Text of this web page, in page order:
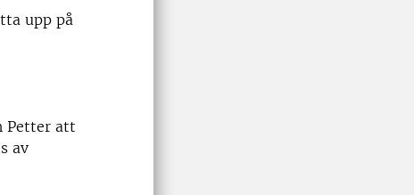
upp på
Petter att
av